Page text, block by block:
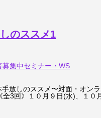
のススメ1
募集中セミナー・WS
手放しのススメ〜対面・オン
3回》１０月９日(水)、１０